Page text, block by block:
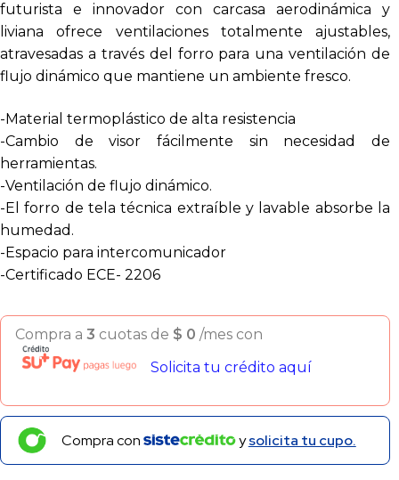
futurista e innovador con carcasa aerodinámica y
liviana ofrece ventilaciones totalmente ajustables,
atravesadas a través del forro para una ventilación de
flujo dinámico que mantiene un ambiente fresco.
-Material termoplástico de alta resistencia
-Cambio de visor fácilmente sin necesidad de
herramientas.
-Ventilación de flujo dinámico.
-El forro de tela técnica extraíble y lavable absorbe la
humedad.
-Espacio para intercomunicador
-Certificado ECE- 2206
Compra a 3 cuotas de $ 0 /mes con
Solicita tu crédito aquí
Compra con ysolicita tu cupo.